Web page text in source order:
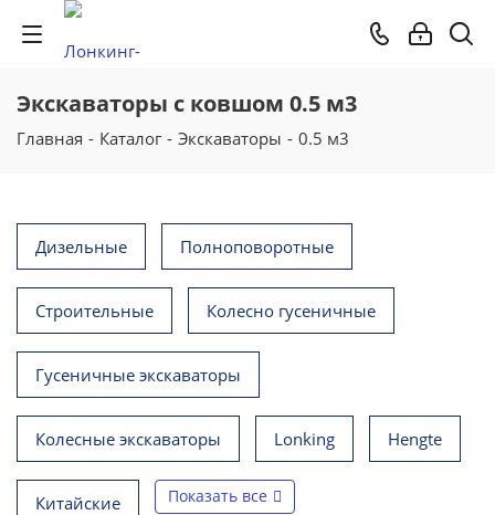
Экскаваторы с ковшом 0.5 м3
Главная - Каталог - Экскаваторы - 0.5 м3
Дизельные Полноповоротные
Строительные Колесно гусеничные
Гусеничные экскаваторы
Колесные экскаваторы Lonking Hengte
Китайские Показать все